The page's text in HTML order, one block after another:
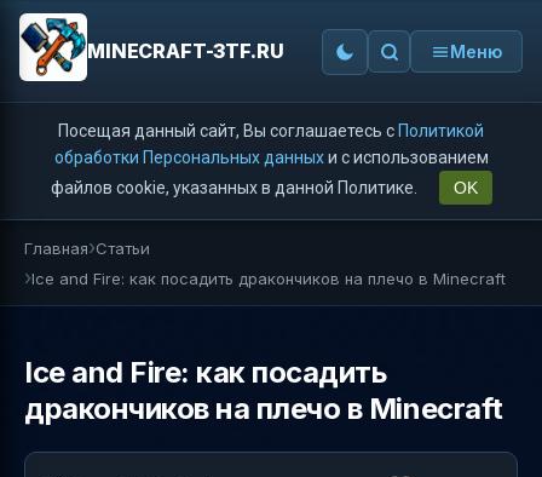
MINECRAFT-3TF.RU Меню
Посещая данный сайт, Вы соглашаетесь с Политикой
обработки Персональных данныхи с использованием
файлов cookie, указанных в данной Политике.
OK
Главная Статьи
Ice and Fire: как посадить дракончиков на плечо в Minecraft
Ice and Fire: как посадить
дракончиков на плечо в Minecraft